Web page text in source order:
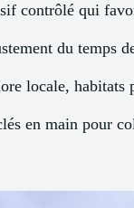
contrôlé qui
du temps
locale, habitats
en main pour